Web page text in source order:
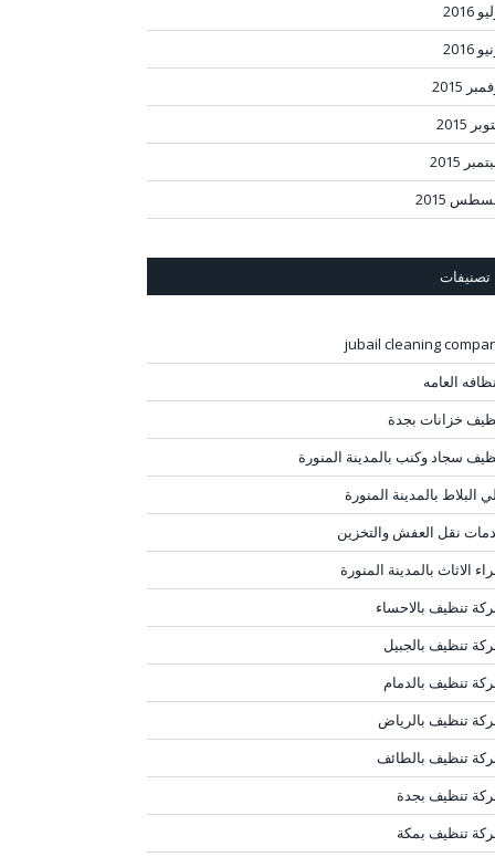
2016
2016
2015
2015
2015
2015
تصنيفات
jubail cleaning
العامه
خزانات بجدة
سجاد وكنب بالمدينة المنورة
البلاط بالمدينة المنورة
نقل العفش والتخزين
الاثاث بالمدينة المنورة
تنظيف بالاحساء
تنظيف بالجبيل
تنظيف بالدمام
تنظيف بالرياض
تنظيف بالطائف
تنظيف بجدة
تنظيف بمكة